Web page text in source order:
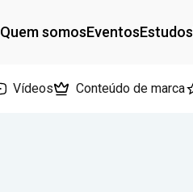
Quem somosEventosEstudos
Vídeos Conteúdo de marca